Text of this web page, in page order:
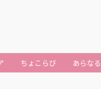
ちょこらび あらな